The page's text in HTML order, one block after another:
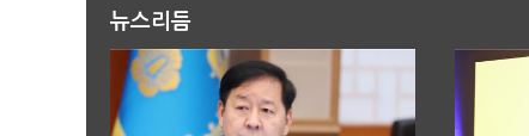
뉴스리듬